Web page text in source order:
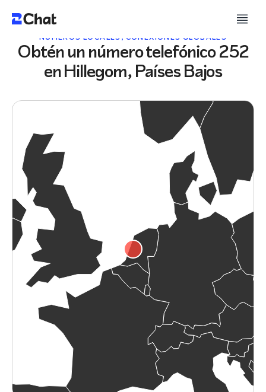
NÚMEROS LOCALES, CONEXIONES GLOBALES
Obtén un número telefónico 252
en Hillegom, Países Bajos